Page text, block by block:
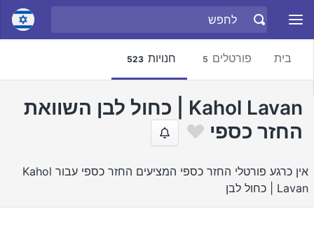
בית פורטלים 5 חנויות 523
Kahol Lavan | כחול לבן השוואת
החזר כספי
אין כרגע פורטלי החזר כספי המציעים החזר כספי עבור Kahol
Lavan | כחול לבן